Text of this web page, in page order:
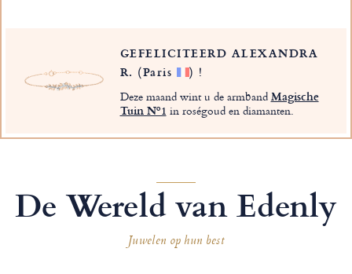
GEFELICITEERD ALEXANDRA
R. (Paris ) !
Deze maand wint u de armbandMagische
Tuin Nº1 in roségoud en diamanten.
De Wereld van Edenly
Juwelen op hun best